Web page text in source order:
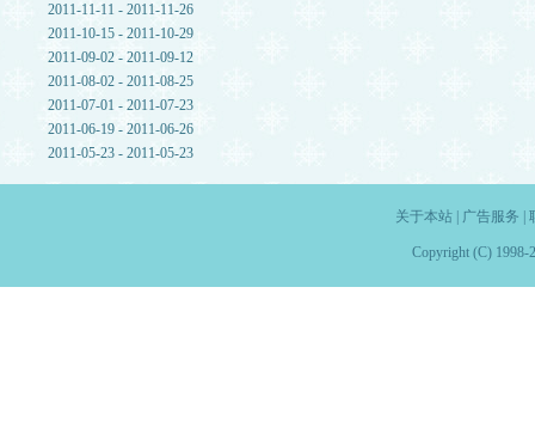
2011-11-11 - 2011-11-26
2011-10-15 - 2011-10-29
2011-09-02 - 2011-09-12
2011-08-02 - 2011-08-25
2011-07-01 - 2011-07-23
2011-06-19 - 2011-06-26
2011-05-23 - 2011-05-23
关于本站| 广告服务
Copyright (C) 1998-